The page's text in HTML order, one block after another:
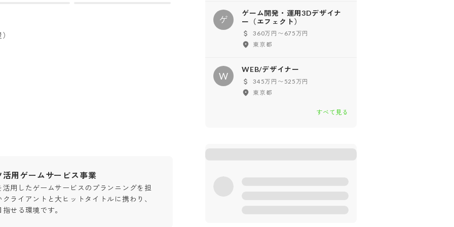
用ゲームサービス事業
用したゲームサービスのプランニングを担
ライアントと大ヒットタイトルに携わり、
せる環境です。
ゲ
ゲーム開発・運用3Dデザイナ
ー（エフェクト）
360万円〜675万円
東京都
W
WEB/デザイナー
345万円〜525万円
東京都
すべて見る